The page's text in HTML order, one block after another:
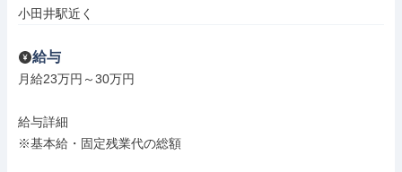
小田井駅近く
給与
月給23万円～30万円
給与詳細
※基本給・固定残業代の総額